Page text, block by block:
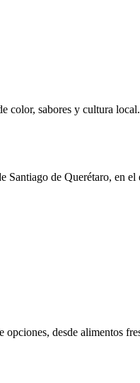
color, sabores y cultura
de Querétaro, en el
desde alimentos